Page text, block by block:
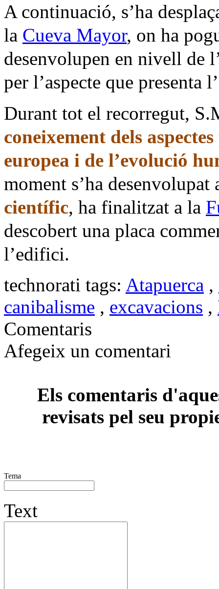
A continuació, s’ha
la Cueva Mayor, on ha
desenvolupen en nivell de
per l’aspecte que presenta
Durant tot el recorregut,
coneixement dels
europea i de l’evolució
moment s’ha
científic, ha finalitzat a la
descobert una placa
l’edifici.
technorati tags: Atapuerca ,
canibalisme , excavacions ,
Comentaris
Afegeix un comentari
Els comentaris
revisats pel seu
Tema
Text